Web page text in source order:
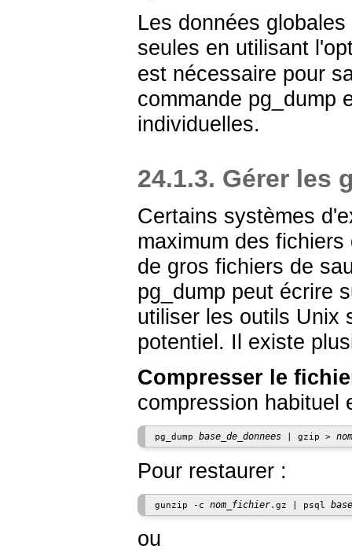
Les données
seules en utilisant
est nécessaire pour
commande pg_dump
individuelles.
24.1.3. Gérer les
Certains systèmes
maximum des
de gros fichiers de
pg_dump peut écrire
utiliser les outils Unix
potentiel. Il existe
Compresser le
compression
pg_dump base_de_donnees | gzip >
Pour restaurer :
gunzip -c nom_fichier.gz | psql
ou